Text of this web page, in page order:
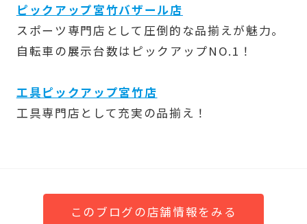
ピックアップ宮竹バザール店
スポーツ専門店として圧倒的な品揃えが魅力。
自転車の展示台数はピックアップNO.1！
工具ピックアップ宮竹店
工具専門店として充実の品揃え！
このブログの店舗情報をみる